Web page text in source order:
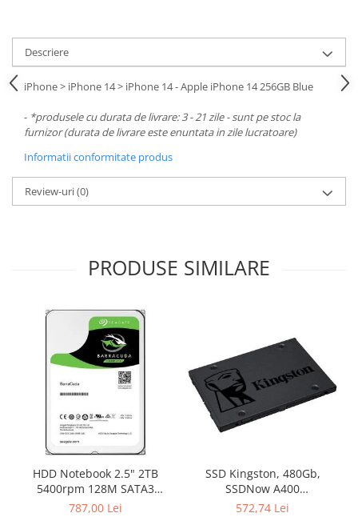
Descriere
iPhone > iPhone 14 > iPhone 14 - Apple iPhone 14 256GB Blue
- *produsele cu durata de livrare: 3 - 21 zile - sunt pe stoc la
furnizor (durata de livrare este enuntata in zile lucratoare)
Informatii conformitate produs
Review-uri(0)
PRODUSE SIMILARE
HDD Notebook 2.5" 2TB
5400rpm 128M SATA3
SEAGATE
787,00 Lei
SSD Kingston, 480Gb,
SSDNow A400
"SA400S37/480G"
572,74 Lei